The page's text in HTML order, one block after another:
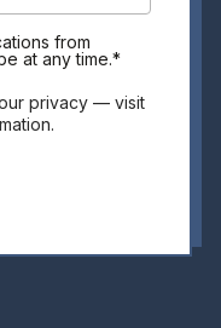
from
at any time.*
privacy — visit